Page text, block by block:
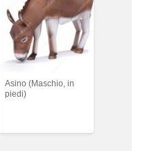
Asino (Maschio, in
piedi)